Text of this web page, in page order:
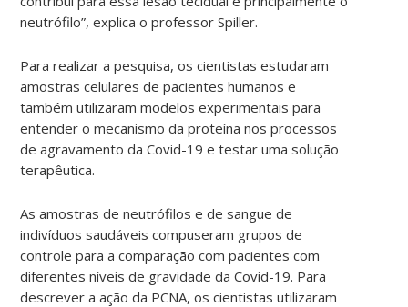
neutrófilo”, explica o professor Spiller.
Para realizar a pesquisa, os cientistas estudaram
amostras celulares de pacientes humanos e
também utilizaram modelos experimentais para
entender o mecanismo da proteína nos processos
de agravamento da Covid-19 e testar uma solução
terapêutica.
As amostras de neutrófilos e de sangue de
indivíduos saudáveis compuseram grupos de
controle para a comparação com pacientes com
diferentes níveis de gravidade da Covid-19. Para
descrever a ação da PCNA, os cientistas utilizaram